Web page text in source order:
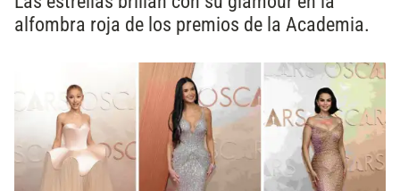
alfombra roja de los premios de la Academia.